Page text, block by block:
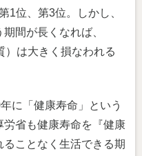
1位、第3位。しかし、
間が長くなれば、
）は大きく損なわれる
に「健康寿命」という
省も健康寿命を『健康
ることなく生活できる期